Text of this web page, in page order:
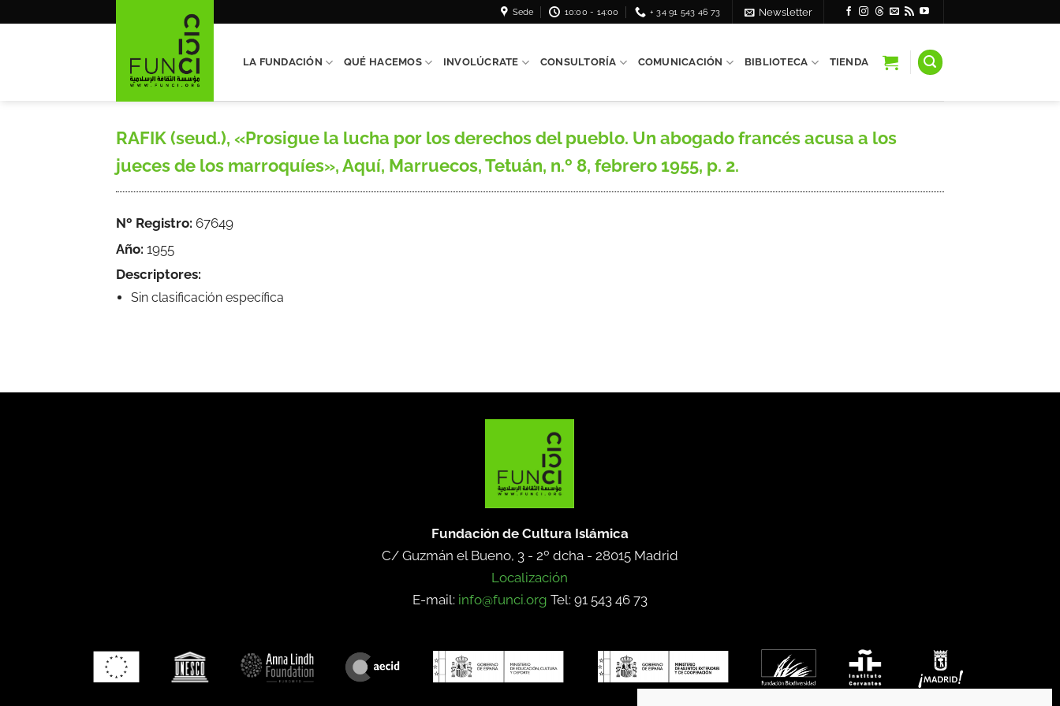
Sede 10:00 - 14:00 + 34 91 543 46 73 Newsletter
LA FUNDACIÓN QUÉ HACEMOS INVOLÚCRATE CONSULTORÍA COMUNICACIÓN BIBLIOTECA TIENDA
RAFIK (seud.), «Prosigue la lucha por los derechos del pueblo. Un abogado francés acusa a los
jueces de los marroquíes», Aquí, Marruecos, Tetuán, n.º 8, febrero 1955, p. 2.
Nº Registro: 67649
Año: 1955
Descriptores:
Sin clasificación específica
Fundación de Cultura Islámica
C/ Guzmán el Bueno, 3 - 2º dcha - 28015 Madrid
Localización
E-mail: info@funci.org Tel: 91 543 46 73